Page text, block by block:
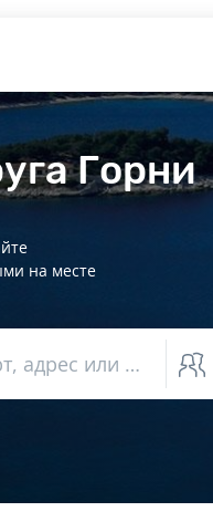
Горни
на месте
Куда (аэропорт, адрес или вокзал)